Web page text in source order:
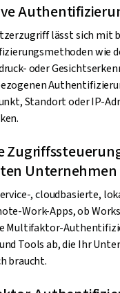
lässt sich mit
wie
oder
Standort oder IP-
Unternehmen
, cloudbasierte,
Work-Apps, ob
Multifaktor-
Tools ab, die Ihr
braucht.